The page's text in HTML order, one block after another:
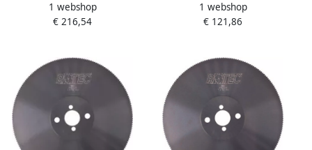
0x40 T=5 220 Tanden
5503522
1 webshop
€ 216,54
5x40 T=5 180 Tanden
5502715 550.2715
1 webshop
€ 121,86